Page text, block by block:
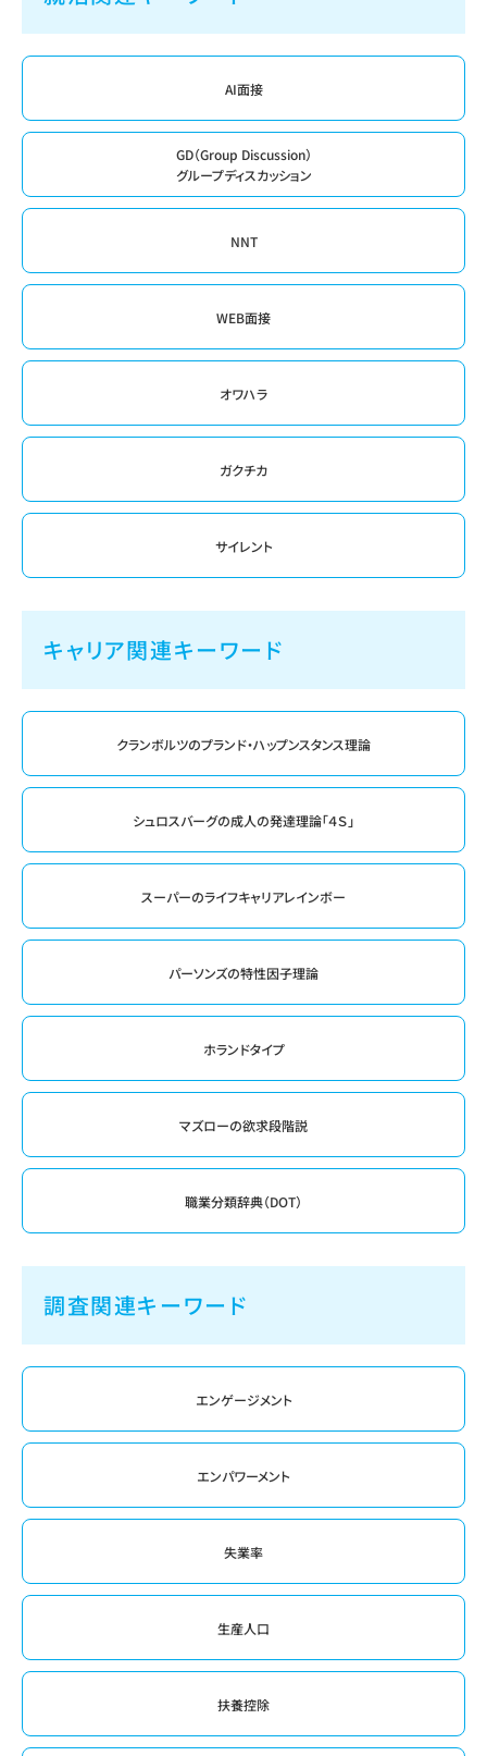
AI面接
GD（Group Discussion）
グループディスカッション
NNT
WEB面接
オワハラ
ガクチカ
サイレント
キャリア関連キーワード
クランボルツのプランド・ハップンスタンス理論
シュロスバーグの成人の発達理論「４Ｓ」
スーパーのライフキャリアレインボー
パーソンズの特性因子理論
ホランドタイプ
マズローの欲求段階説
職業分類辞典（DOT）
調査関連キーワード
エンゲージメント
エンパワーメント
失業率
生産人口
扶養控除